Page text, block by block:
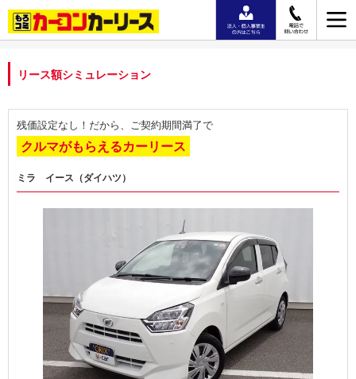
リース額シミュレーション
残価設定なし！だから、ご契約期間満了で
クルマがもらえるカーリース
ミラ イース（ダイハツ）